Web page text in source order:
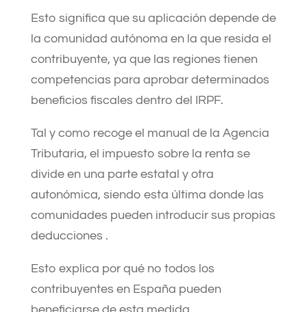
Esto significa que su aplicación depende de
la comunidad autónoma en la que resida el
contribuyente, ya que las regiones tienen
competencias para aprobar determinados
beneficios fiscales dentro del IRPF.
Tal y como recoge el manual de la Agencia
Tributaria, el impuesto sobre la renta se
divide en una parte estatal y otra
autonómica, siendo esta última donde las
comunidades pueden introducir sus propias
deducciones .
Esto explica por qué no todos los
contribuyentes en España pueden